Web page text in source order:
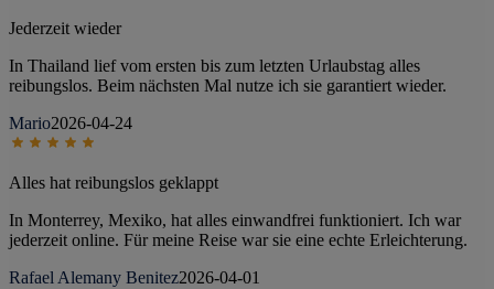
Jederzeit wieder
In Thailand lief vom ersten bis zum letzten Urlaubstag alles
reibungslos. Beim nächsten Mal nutze ich sie garantiert wieder.
Mario2026-04-24
Alles hat reibungslos geklappt
In Monterrey, Mexiko, hat alles einwandfrei funktioniert. Ich war
jederzeit online. Für meine Reise war sie eine echte Erleichterung.
Rafael Alemany Benitez2026-04-01